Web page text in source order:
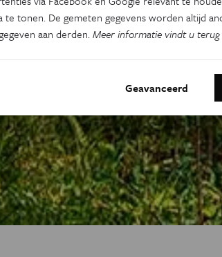
te tonen. De gemeten gegevens worden altijd
aan derden.Meer informatie vindt u
Geavanceerd